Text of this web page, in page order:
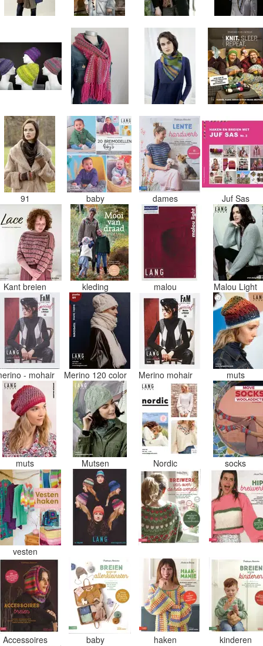
91 baby dames Juf Sas
Kant breien kleding malou Malou Light
- mohair Merino 120 color Merino mohair muts
muts Mutsen Nordic socks
vesten
Accessoires baby haken kinderen